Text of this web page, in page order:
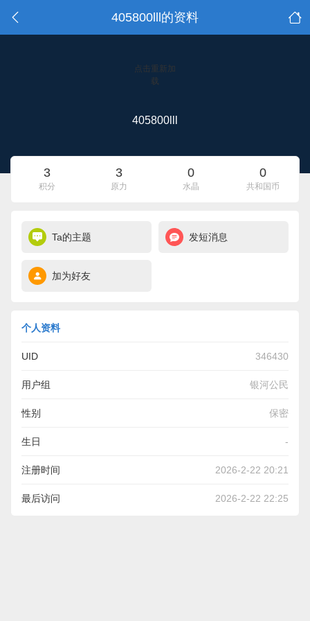
405800lll的资料
点击重新加
载
405800lll
3
积分
3
原力
0
水晶
0
共和国币
Ta的主题 发短消息
加为好友
个人资料
UID 346430
用户组 银河公民
性别 保密
生日 -
注册时间 2026-2-22 20:21
最后访问 2026-2-22 22:25